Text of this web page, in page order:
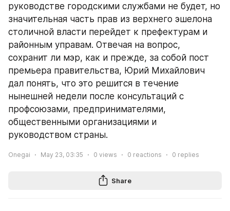
руководстве городскими службами не будет, но
значительная часть прав из верхнего эшелона
столичной власти перейдет к префектурам и
районным управам. Отвечая на вопрос,
сохранит ли мэр, как и прежде, за собой пост
премьера правительства, Юрий Михайлович
дал понять, что это решится в течение
нынешней недели после консультаций с
профсоюзами, предпринимателями,
общественными организациями и
руководством страны.
Onegai May 23, 03:35 0 views 0 reactions 0 replies
Share